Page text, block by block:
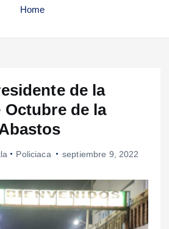
Home
de la
Octubre de la
Policiaca septiembre 9, 2022